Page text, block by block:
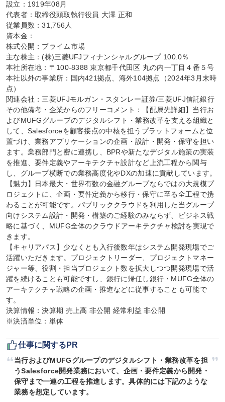
設立：1919年08月
代表者：取締役頭取執行役員 大澤 正和
従業員数：31,756人
資本金：
株式公開：プライム市場
主な株主：(株)三菱UFJフィナンシャルグループ 100.0％
本社所在地：〒100-8388 東京都千代田区 丸の内一丁目４番５号
本社以外の事業所：国内421拠点、海外104拠点（2024年3月末時
点）
関連会社：三菱UFJモルガン・スタンレー証券/三菱UFJ信託銀行
その他備考・企業からのフリーコメント：【配属先詳細】当行お
よびMUFGグループのデジタルシフト・業務改革を支える組織と
して、Salesforceを顧客接点の中核を担うプラットフォームと位
置づけ、業務アプリケーションの企画・設計・開発・保守を担い
ます。業務部門と密に連携し、BPRや新たなデジタル施策の実装
を推進、要件定義やアーキテクチャ設計など上流工程から関与
し、グループ横断での業務高度化やDXの加速に貢献しています。
【魅力】日本最大・世界有数の金融グループならではの大規模プ
ロジェクトに、企画・要件定義から移行・保守に至る全工程で携
わることが可能です。パブリッククラウドを利用した当グループ
向けシステム設計・開発・構築のご経験のみならず、ビジネス戦
略に基づく、MUFG全体のクラウドアーキテクチャ検討を実現で
きます。
【キャリアパス】少なくとも入行後数年はシステム開発現場でご
活躍いただきます。プロジェクトリーダー、プロジェクトマネー
ジャー等、役割・担当プロジェクト数を拡大しつつ開発現場で活
躍を続けることも可能ですし、銀行に帰任し銀行・MUFG全体の
アーキテクチャ戦略の企画・推進などに従事することも可能で
す。
決算情報：決算期 売上高 非公開 経常利益 非公開
※決済単位：単体
仕事に関するPR
当行およびMUFGグループのデジタルシフト・業務改革を担
うSalesforce開発業務において、企画・要件定義から開発・
保守まで一連の工程を推進します。具体的には下記のような
業務を想定しています。